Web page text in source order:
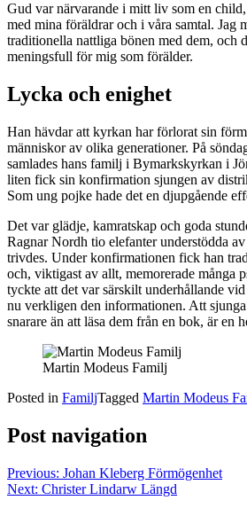
Gud var närvarande i mitt liv som en
med mina föräldrar och i våra samtal. Jag
traditionella nattliga bönen med dem, och
meningsfull för mig som förälder.
Lycka och enighet
Han hävdar att kyrkan har förlorat sin
människor av olika generationer. På
samlades hans familj i Bymarkskyrkan i
liten fick sin konfirmation sjungen av
Som ung pojke hade det en djupgående
Det var glädje, kamratskap och goda
Ragnar Nordh tio elefanter understödda
trivdes. Under konfirmationen fick han
och, viktigast av allt, memorerade många
tyckte att det var särskilt underhållande
nu verkligen den informationen. Att
snarare än att läsa dem från en bok, är en
Martin Modeus Familj
Posted in FamiljTagged Martin Modeus
Post navigation
Previous: Johan Kleberg Förmögenhet
Next: Christer Lindarw Längd